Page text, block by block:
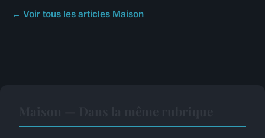
← Voir tous les articles Maison